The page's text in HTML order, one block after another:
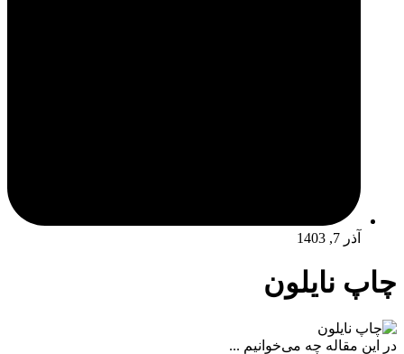
آذر 7, 1403
چاپ نایلون
در این مقاله چه می‌خوانیم ...